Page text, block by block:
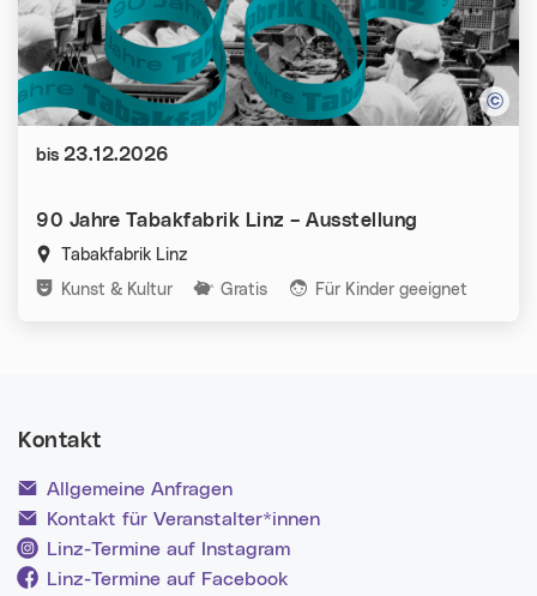
90 Jahre Tabakfabrik Linz – Ausstellung
Tabakfabrik Linz
Kategorien:
Kunst & Kultur Gratis Für Kinder geeignet
Datum:
bis 23.12.2026
Kontakt
Allgemeine Anfragen
Kontakt für Veranstalter*innen
Linz-Termine auf Instagram
Linz-Termine auf Facebook